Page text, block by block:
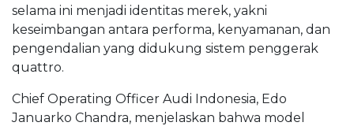
selama ini menjadi identitas merek, yakni
keseimbangan antara performa, kenyamanan, dan
pengendalian yang didukung sistem penggerak
quattro.
Chief Operating Officer Audi Indonesia, Edo
Januarko Chandra, menjelaskan bahwa model